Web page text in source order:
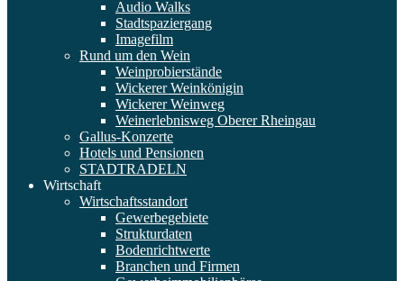
Audio Walks
Stadtspaziergang
Imagefilm
Rund um den Wein
Weinprobierstände
Wickerer Weinkönigin
Wickerer Weinweg
Weinerlebnisweg Oberer Rheingau
Gallus-Konzerte
Hotels und Pensionen
STADTRADELN
Wirtschaft
Wirtschaftsstandort
Gewerbegebiete
Strukturdaten
Bodenrichtwerte
Branchen und Firmen